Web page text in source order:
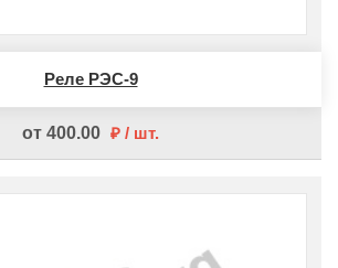
Реле РЭС-9
от 400.00 шт